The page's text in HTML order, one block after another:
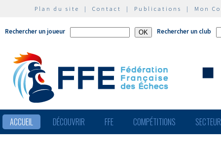
Plan du site | Contact | Publications | Mon
Rechercher un joueur Rechercher un club
ACCUEIL DÉCOUVRIR FFE COMPÉTITIONS